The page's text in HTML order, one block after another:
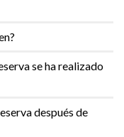
se ha realizado
después de